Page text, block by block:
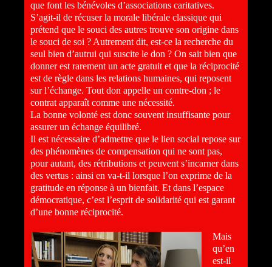
que font les bénévoles d’associations caritatives.
S’agit-il de récuser la morale libérale classique qui
prétend que le souci des autres trouve son origine dans
le souci de soi ? Autrement dit, est-ce la recherche du
seul bien d’autrui qui suscite le don ? On sait bien que
donner est rarement un acte gratuit et que la réciprocité
est de règle dans les relations humaines, qui reposent
sur l’échange. Tout don appelle un contre-don ; le
contrat apparaît comme une nécessité.
La bonne volonté est donc souvent insuffisante pour
assurer un échange équilibré.
Il est nécessaire d’admettre que le lien social repose sur
des phénomènes de compensation qui ne sont pas,
pour autant, des rétributions et peuvent s’incarner dans
des vertus : ainsi en va-t-il lorsque l’on exprime de la
gratitude en réponse à un bienfait. Et dans l’espace
démocratique, c’est l’esprit de solidarité qui est garant
d’une bonne réciprocité.
Mais
qu’en
est-il